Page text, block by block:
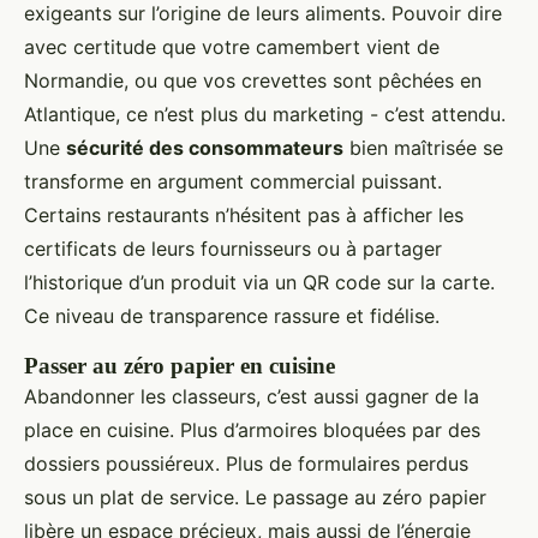
exigeants sur l’origine de leurs aliments. Pouvoir dire
avec certitude que votre camembert vient de
Normandie, ou que vos crevettes sont pêchées en
Atlantique, ce n’est plus du marketing - c’est attendu.
Une sécurité des consommateurs bien maîtrisée se
transforme en argument commercial puissant.
Certains restaurants n’hésitent pas à afficher les
certificats de leurs fournisseurs ou à partager
l’historique d’un produit via un QR code sur la carte.
Ce niveau de transparence rassure et fidélise.
Passer au zéro papier en cuisine
Abandonner les classeurs, c’est aussi gagner de la
place en cuisine. Plus d’armoires bloquées par des
dossiers poussiéreux. Plus de formulaires perdus
sous un plat de service. Le passage au zéro papier
libère un espace précieux, mais aussi de l’énergie